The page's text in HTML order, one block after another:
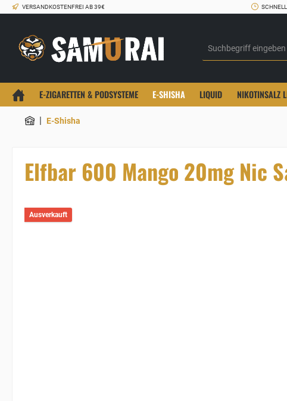
VERSANDKOSTENFREI AB 39€
E-ZIGARETTEN & PODSYSTEME E-SHISHA LIQUID NIKOTINSALZ
| E-Shisha
Elfbar 600 Mango 20mg Nic
Ausverkauft